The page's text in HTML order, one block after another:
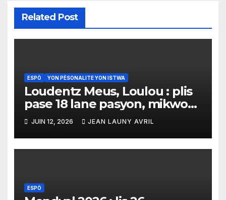
Related Post
ESPÒ YON PÈSONALITE YON ISTWA
Loudentz Meus, Loulou : plis
pase 18 lane pasyon, mikwo
ak angajman nan sèvis radyo
espòtif
JUIN 12, 2026 JEAN LAUNY AVRIL
ESPÒ